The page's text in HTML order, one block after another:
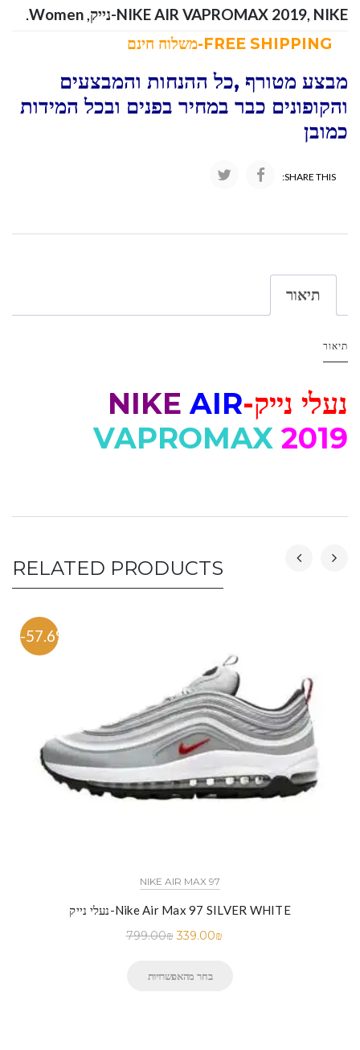
NIKE AIR VAPROMAX 2019, NIKE-נייק ,
Women
.
מבצע מטורף ,כל ההנחות והמבצעים
והקופונים כבר במחיר בפנים ובכל המידות
כמובן
SHARE THIS:
תיאור
תיאור
נעלי נייק- NIKE AIR
VAPROMAX 2019
RELATED PRODUCTS
-57.6%
NIKE AIR MAX 97
נעלי נייק-Nike Air Max 97 SILVER WHITE
799.00₪ 339.00₪
בחר מהאפשרויות